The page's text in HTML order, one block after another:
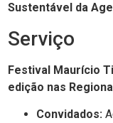
Sustentável da
Serviço
Festival Maurício
edição nas
Convidados: